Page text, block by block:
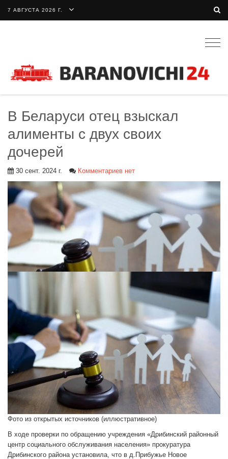
7 АВГУСТА 2026 Г.
В Беларуси отец взыскал
алименты с двух своих
дочерей
30 сент. 2024 г. Комментариев нет
Фото из открытых источников (иллюстративное)
В ходе проверки по обращению учреждения «Дрибинский районный
центр социального обслуживания населения» прокуратура
Дрибинского района установила, что в д.Прибужье Новое